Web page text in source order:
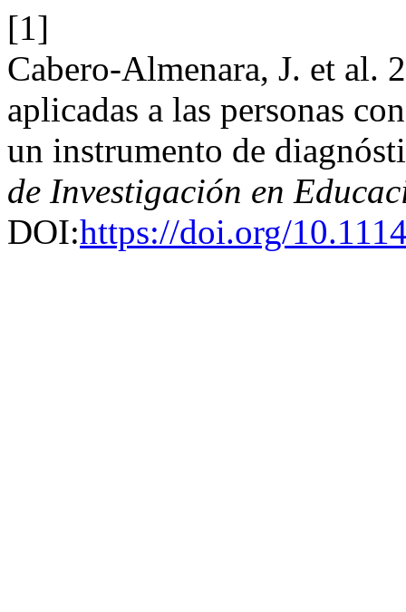
[1]
Cabero-Almenara, J. et al.
aplicadas a las personas
un instrumento de
de Investigación en
DOI:https://doi.org/